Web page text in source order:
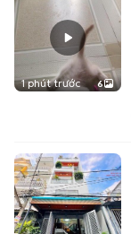
1 phút trước 6